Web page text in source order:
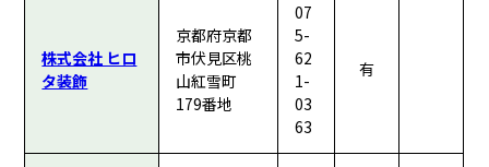
株式会社 ヒロ
タ装飾
京都府京都
市伏見区桃
山紅雪町
179番地
07
5-
62
1-
03
63
有